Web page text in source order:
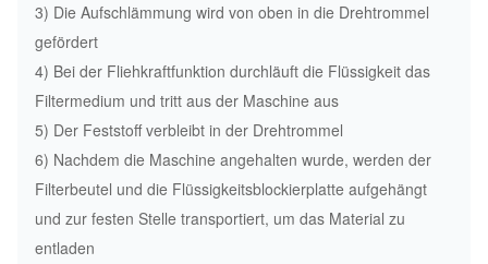
3) Die Aufschlämmung wird von oben in die Drehtrommel
gefördert
4) Bei der Fliehkraftfunktion durchläuft die Flüssigkeit das
Filtermedium und tritt aus der Maschine aus
5) Der Feststoff verbleibt in der Drehtrommel
6) Nachdem die Maschine angehalten wurde, werden der
Filterbeutel und die Flüssigkeitsblockierplatte aufgehängt
und zur festen Stelle transportiert, um das Material zu
entladen